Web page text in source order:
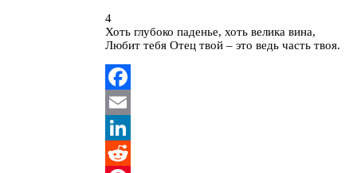
4
Хоть глубоко паденье, хоть велика вина,
Любит тебя Отец твой – это ведь часть твоя.
Facebook
Email
LinkedIn